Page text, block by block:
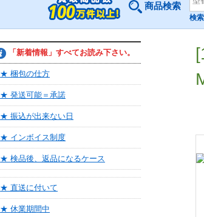
商品検索
検
「新着情報」すべてお読み下さい。
★ 梱包の仕方
★ 発送可能＝承諾
★ 振込が出来ない日
★ インボイス制度
★ 検品後、返品になるケース
★ 直送に付いて
★ 休業期間中